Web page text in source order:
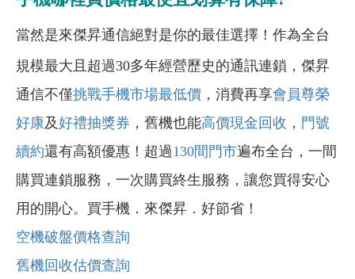
當然是來傑昇通信絕對是你的最佳選擇！作為全台
規模最大且超過30多年經營歷史的通訊連鎖，傑昇
通信不僅挑戰手機市場最低價 ，消費再享會員尊榮
好康及好禮抽獎券 ，舊機也能高價現金回收 ， 門號
續約還有高額優惠！超過130間門市遍布全台，一間
購買連鎖服務，一次購買終生服務，讓您買得安心
用的開心。買手機．來傑昇．好節省！
空機破盤價格查詢
舊機回收估價查詢